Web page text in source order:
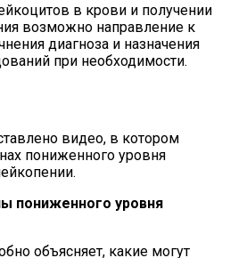
в крови и получении
возможно направление к
диагноза и назначения
при необходимости.
видео, в котором
пониженного уровня
пониженного уровня
объясняет, какие могут